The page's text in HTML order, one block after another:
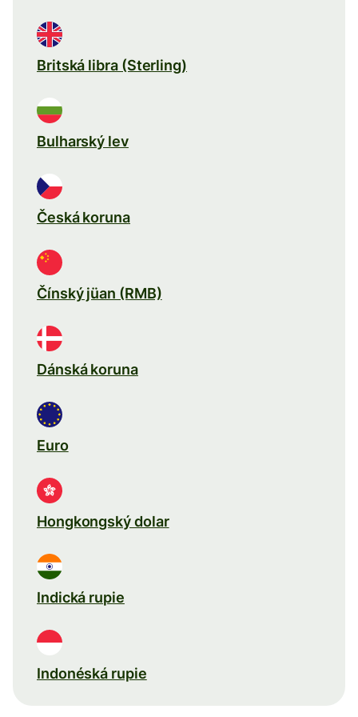
Britská libra (Sterling)
Bulharský lev
Česká koruna
Čínský jüan (RMB)
Dánská koruna
Euro
Hongkongský dolar
Indická rupie
Indonéská rupie